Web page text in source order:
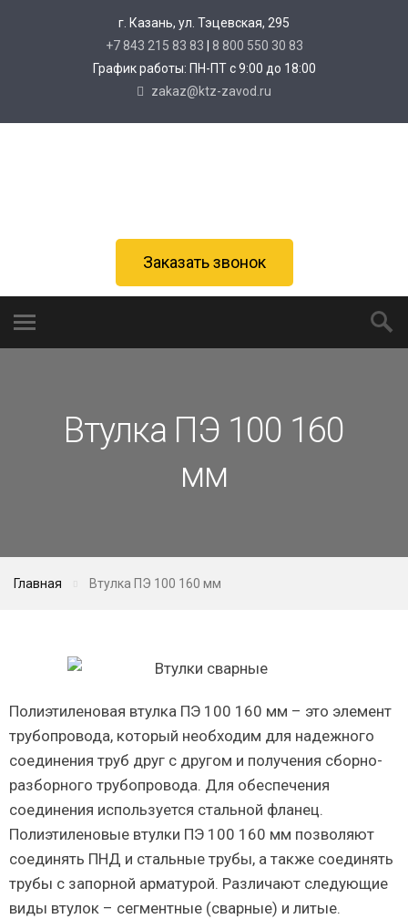
г. Казань, ул. Тэцевская, 295
+7 843 215 83 83
8 800 550 30 83
График работы: ПН-ПТ с 9:00 до 18:00
zakaz@ktz-zavod.ru
Заказать звонок
Втулка ПЭ 100 160
мм
Главная Втулка ПЭ 100 160 мм
Полиэтиленовая втулка ПЭ 100 160 мм – это элемент
трубопровода, который необходим для надежного
соединения труб друг с другом и получения сборно-
разборного трубопровода. Для обеспечения
соединения используется стальной фланец.
Полиэтиленовые втулки ПЭ 100 160 мм позволяют
соединять ПНД и стальные трубы, а также соединять
трубы с запорной арматурой. Различают следующие
виды втулок – сегментные (сварные) и литые.